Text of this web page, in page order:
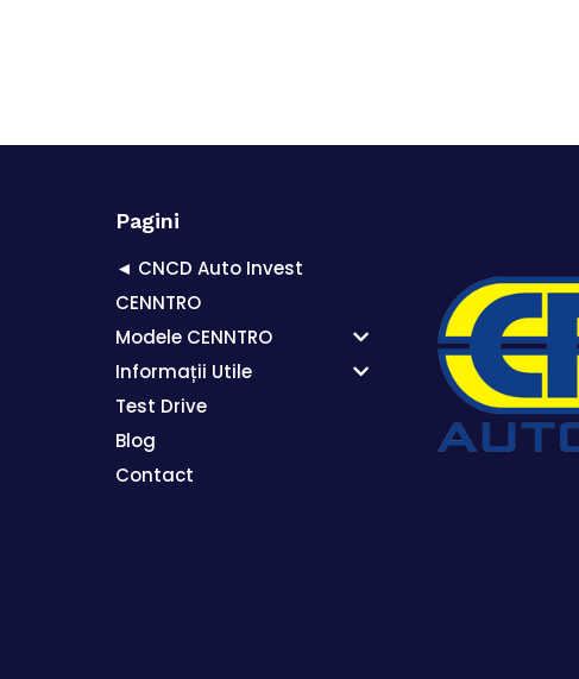
Pagini
◄ CNCD Auto Invest
CENNTRO
Modele CENNTRO
Informații Utile
Test Drive
Blog
Contact